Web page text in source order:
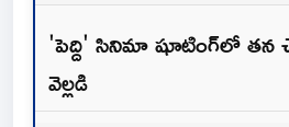
'పెద్ది' సినిమా షూటింగ్‌లో
వెల్లడి